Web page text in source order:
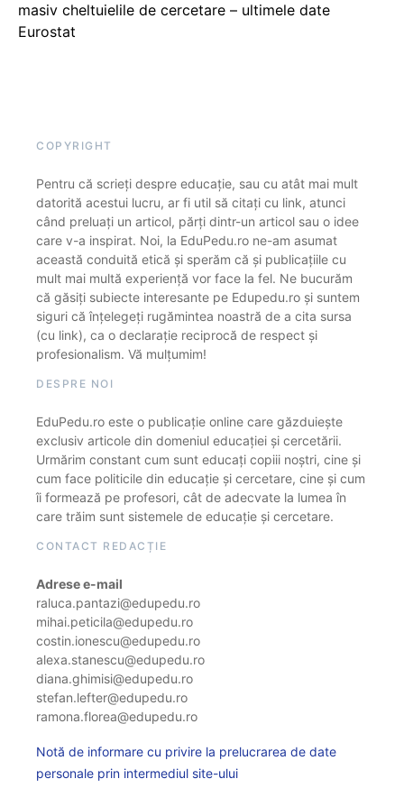
masiv cheltuielile de cercetare – ultimele date
Eurostat
COPYRIGHT
Pentru că scrieți despre educație, sau cu atât mai mult
datorită acestui lucru, ar fi util să citați cu link, atunci
când preluați un articol, părți dintr-un articol sau o idee
care v-a inspirat. Noi, la EduPedu.ro ne-am asumat
această conduită etică și sperăm că și publicațiile cu
mult mai multă experiență vor face la fel. Ne bucurăm
că găsiți subiecte interesante pe Edupedu.ro și suntem
siguri că înțelegeți rugămintea noastră de a cita sursa
(cu link), ca o declarație reciprocă de respect și
profesionalism. Vă mulțumim!
DESPRE NOI
EduPedu.ro este o publicație online care găzduiește
exclusiv articole din domeniul educației și cercetării.
Urmărim constant cum sunt educați copiii noștri, cine și
cum face politicile din educație și cercetare, cine și cum
îi formează pe profesori, cât de adecvate la lumea în
care trăim sunt sistemele de educație și cercetare.
CONTACT REDACȚIE
Adrese e-mail
raluca.pantazi@edupedu.ro
mihai.peticila@edupedu.ro
costin.ionescu@edupedu.ro
alexa.stanescu@edupedu.ro
diana.ghimisi@edupedu.ro
stefan.lefter@edupedu.ro
ramona.florea@edupedu.ro
Notă de informare cu privire la prelucrarea de date
personale prin intermediul site-ului